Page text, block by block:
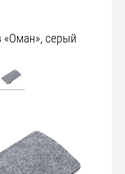
«Оман», серый